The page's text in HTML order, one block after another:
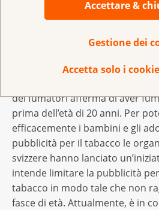
Accettare &
Gestione dei
Accetta solo i
Iniziativa popolare «Sì alla
Un gruppo target
dei fumatori afferma di aver
prima dell’età di 20 anni. Per
efficacemente i bambini e gli
pubblicità per il tabacco le
svizzere hanno lanciato
intende limitare la pubblicità
tabacco in modo tale che non
fasce di età. Attualmente, è in